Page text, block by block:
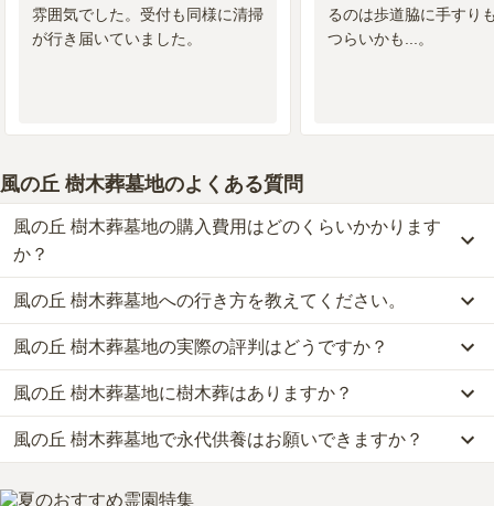
雰囲気でした。受付も同様に清掃
が行き届いていました。
るのは歩道脇に手すり
つらいかも...。
風の丘 樹木葬墓地のよくある質問
風の丘 樹木葬墓地の購入費用はどのくらいかかります
か？
風の丘 樹木葬墓地では、樹木葬が約54万円からお求めいただけま
す。
なお、風の丘 樹木葬墓地がある東京都の相場は、樹木葬が約65万
円です。
お墓は、価格が高いものがよい、安いものが悪い、という訳ではあ
きる場所を選ぶことです。
風の丘 樹木葬墓地への行き方を教えてください。
公共交通機関の場合、JR横浜線「片倉駅」から徒歩約7分です。
車の場合、中央高速道「八王子インター」出口より約15分です。
詳しいルートや地図は、本ページの「地図・交通アクセス」欄をご
確認ください。
風の丘 樹木葬墓地の実際の評判はどうですか？
当サイトに寄せられた総合評価は、4点です。特に設備・環境、管
理状況が高く評価されています。
利用者様からは「周辺にお店はありませんが、霊園の環境としては
静かで良いと思いました。北野駅には飲食はじめお店が揃っていま
すので不便はないと感じました。」といったお声をいただいており
風の丘 樹木葬墓地に樹木葬はありますか？
はい、風の丘 樹木葬墓地には2種類の樹木葬がございます。
費用は、約54万円からとなっております。
風の丘 樹木葬墓地がある東京都の樹木葬の相場価格は、約65万円
風の丘 樹木葬墓地で永代供養はお願いできますか？
はい、風の丘 樹木葬墓地は永代供養に対応しています。